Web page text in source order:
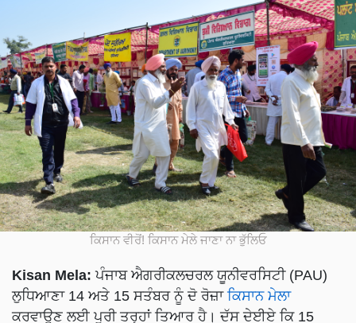
ਕਿਸਾਨ ਵੀਰੋਂ! ਕਿਸਾਨ ਮੇਲੇ ਜਾਣਾ ਨਾ ਭੁੱਲਿਓ
Kisan Mela: ਪੰਜਾਬ ਐਗਰੀਕਲਚਰਲ ਯੂਨੀਵਰਸਿਟੀ (PAU)
ਲੁਧਿਆਣਾ 14 ਅਤੇ 15 ਸਤੰਬਰ ਨੂੰ ਦੋ ਰੋਜ਼ਾ ਕਿਸਾਨ ਮੇਲਾ
ਕਰਵਾਉਣ ਲਈ ਪੂਰੀ ਤਰ੍ਹਾਂ ਤਿਆਰ ਹੈ। ਦੱਸ ਦੇਈਏ ਕਿ 15